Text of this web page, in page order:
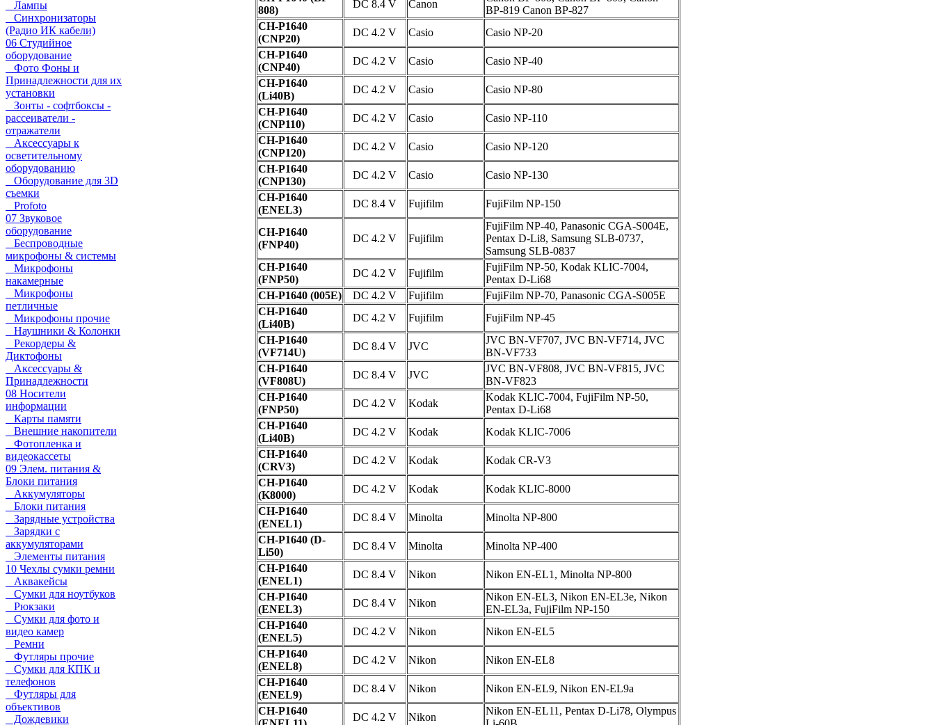
Лампы
Синхронизаторы
(Радио ИК кабели)
06 Студийное
оборудование
Фото Фоны и
Принадлежности для их
установки
Зонты - софтбоксы -
рассеиватели -
отражатели
Аксессуары к
осветительному
оборудованию
Оборудование для 3D
съемки
Profoto
07 Звуковое
оборудование
Беспроводные
микрофоны & системы
Микрофоны
накамерные
Микрофоны
петличные
Микрофоны прочие
Наушники & Колонки
Рекордеры &
Диктофоны
Аксессуары &
Принадлежности
08 Носители
информации
Карты памяти
Внешние накопители
Фотопленка и
видеокассеты
09 Элем. питания &
Блоки питания
Аккумуляторы
Блоки питания
Зарядные устройства
Зарядки с
аккумуляторами
Элементы питания
10 Чехлы сумки ремни
Аквакейсы
Сумки для ноутбуков
Рюкзаки
Сумки для фото и
видео камер
Ремни
Футляры прочие
Сумки для КПК и
телефонов
Футляры для
объективов
Дождевики
808)
DC 8.4 V Canon
BP-819 Canon BP-827
CH-P1640
(CNP20)
DC 4.2 V Casio
Casio NP-20
CH-P1640
(CNP40)
DC 4.2 V Casio
Casio NP-40
CH-P1640
(Li40B)
DC 4.2 V Casio
Casio NP-80
CH-P1640
(CNP110)
DC 4.2 V Casio
Casio NP-110
CH-P1640
(CNP120)
DC 4.2 V Casio
Casio NP-120
CH-P1640
(CNP130)
DC 4.2 V Casio
Casio NP-130
CH-P1640
(ENEL3)
DC 8.4 V Fujifilm FujiFilm NP-150
CH-P1640
(FNP40)
DC 4.2 V Fujifilm
FujiFilm NP-40, Panasonic CGA-S004E,
Pentax D-Li8, Samsung SLB-0737,
Samsung SLB-0837
CH-P1640
(FNP50)
DC 4.2 V Fujifilm
FujiFilm NP-50, Kodak KLIC-7004,
Pentax D-Li68
CH-P1640 (005E)
DC 4.2 V Fujifilm
FujiFilm NP-70, Panasonic CGA-S005E
CH-P1640
(Li40B)
DC 4.2 V Fujifilm
FujiFilm NP-45
CH-P1640
(VF714U)
DC 8.4 V JVC
JVC BN-VF707, JVC BN-VF714, JVC
BN-VF733
CH-P1640
(VF808U)
DC 8.4 V JVC
JVC BN-VF808, JVC BN-VF815, JVC
BN-VF823
CH-P1640
(FNP50)
DC 4.2 V Kodak
Kodak KLIC-7004, FujiFilm NP-50,
Pentax D-Li68
CH-P1640
(Li40B)
DC 4.2 V Kodak
Kodak KLIC-7006
CH-P1640
(CRV3)
DC 4.2 V Kodak
Kodak CR-V3
CH-P1640
(K8000)
DC 4.2 V Kodak
Kodak KLIC-8000
CH-P1640
(ENEL1)
DC 8.4 V Minolta
Minolta NP-800
CH-P1640 (D-
Li50)
DC 8.4 V Minolta
Minolta NP-400
CH-P1640
(ENEL1)
DC 8.4 V Nikon
Nikon EN-EL1, Minolta NP-800
CH-P1640
(ENEL3)
DC 8.4 V Nikon
Nikon EN-EL3, Nikon EN-EL3e, Nikon
EN-EL3a, FujiFilm NP-150
CH-P1640
(ENEL5)
DC 4.2 V Nikon
Nikon EN-EL5
CH-P1640
(ENEL8)
DC 4.2 V Nikon
Nikon EN-EL8
CH-P1640
(ENEL9)
DC 8.4 V Nikon
Nikon EN-EL9, Nikon EN-EL9a
CH-P1640
DC 4.2 V Nikon
Nikon EN-EL11, Pentax D-Li78, Olympus